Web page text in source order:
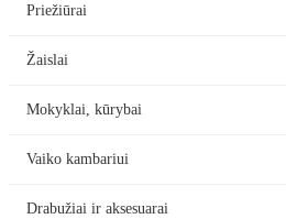
Priežiūrai
Žaislai
Mokyklai, kūrybai
Vaiko kambariui
Drabužiai ir aksesuarai